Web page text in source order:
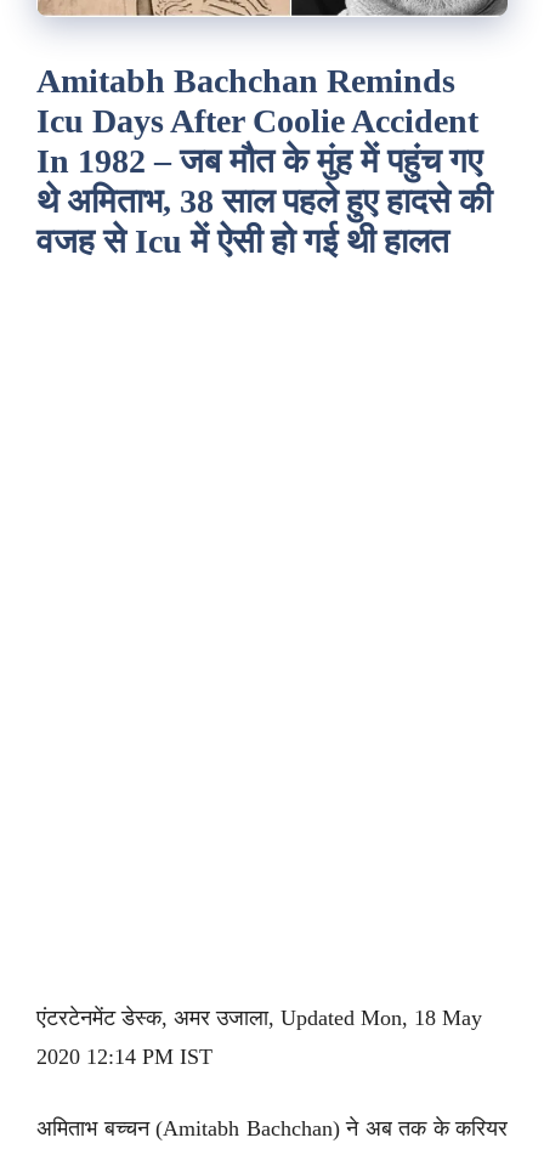
Amitabh Bachchan Reminds
Icu Days After Coolie Accident
In 1982 – जब मौत के मुंह में पहुंच गए
थे अमिताभ, 38 साल पहले हुए हादसे की
वजह से Icu में ऐसी हो गई थी हालत
एंटरटेनमेंट डेस्क, अमर उजाला, Updated Mon, 18 May
2020 12:14 PM IST
अमिताभ बच्चन (Amitabh Bachchan) ने अब तक के करियर